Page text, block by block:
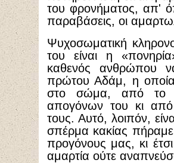
του φρονήματος, απ'
παραβάσεις, οι
Ψυχοσωματική
του είναι η
καθενός ανθρώπου
πρώτου Αδάμ, η
στο σώμα, από το
απογόνων του κι
τους. Αυτό, λοιπόν,
σπέρμα κακίας
προγόνους μας, κι
αμαρτία ούτε